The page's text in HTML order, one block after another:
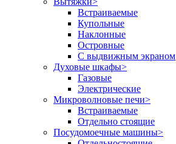
Встраиваемые
Купольные
Наклонные
Островные
С выдвижным экраном
Духовые шкафы>
Газовые
Электрические
Микроволновые печи>
Встраиваемые
Отдельно стоящие
Посудомоечные машины>